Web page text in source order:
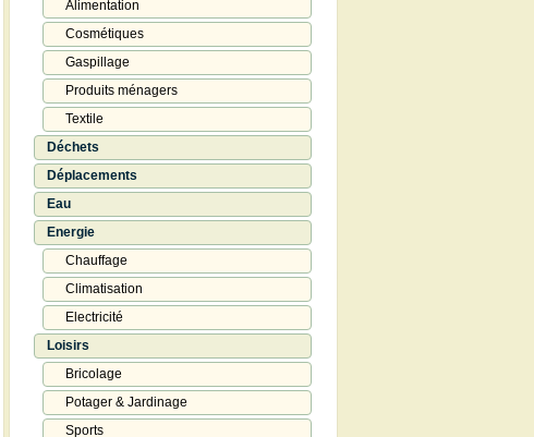
Alimentation
Cosmétiques
Gaspillage
Produits ménagers
Textile
Déchets
Déplacements
Eau
Energie
Chauffage
Climatisation
Electricité
Loisirs
Bricolage
Potager & Jardinage
Sports